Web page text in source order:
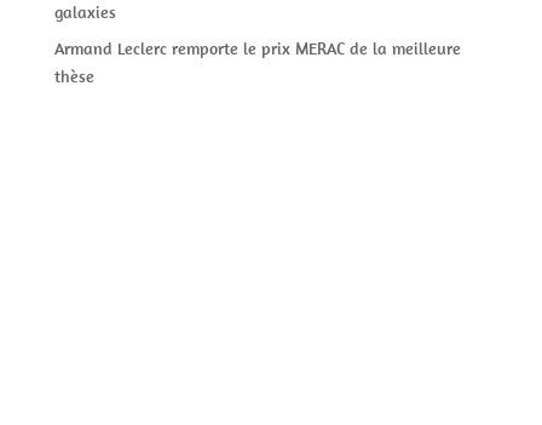
galaxies
Armand Leclerc remporte le prix MERAC de la meilleure
thèse